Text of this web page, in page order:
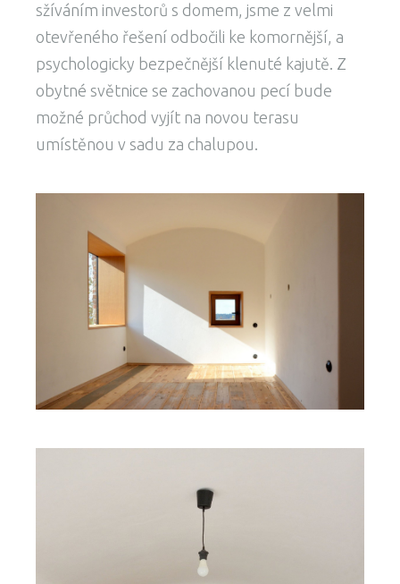
sžíváním investorů s domem, jsme z velmi
otevřeného řešení odbočili ke komornější, a
psychologicky bezpečnější klenuté kajutě. Z
obytné světnice se zachovanou pecí bude
možné průchod vyjít na novou terasu
umístěnou v sadu za chalupou.